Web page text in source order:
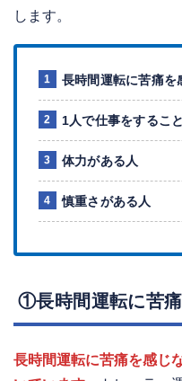
します。
長時間運転に苦痛を
1人で仕事をするこ
体力がある人
慎重さがある人
①長時間運転に苦
長時間運転に苦痛を感じ